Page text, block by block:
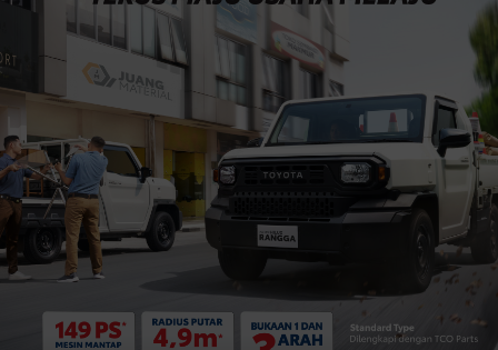
PRODUCT
PRICE
LIST
SERVICE
&
PART
BODI
CAT
PROMO